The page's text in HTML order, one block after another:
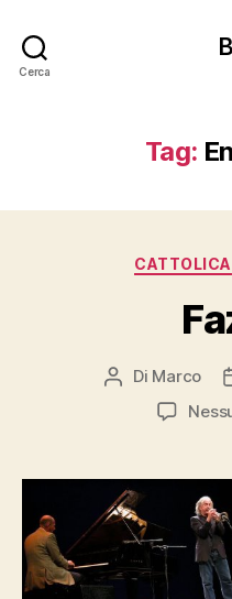
Cerca
Tag:
CATTOLICA
Autore
articolo
Di Marco